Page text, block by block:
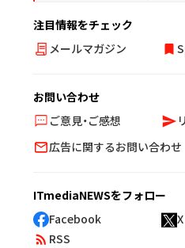
注目情報をチェック
メールマガジン
お問い合わせ
ご意見・ご感想
広告に関するお問い合わせ
ITmediaNEWSをフォロー
Facebook
RSS